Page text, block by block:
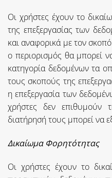
Οι χρήστες έχουν το
της επεξεργασίας των
και αναφορικά με τον
ο περιορισμός θα μπορεί
κατηγορία δεδομένων τα
τους σκοπούς της
η επεξεργασία των
χρήστες δεν
διατήρησή τους μπορεί να
Δικαίωμα Φορητότητας
Οι χρήστες έχουν το